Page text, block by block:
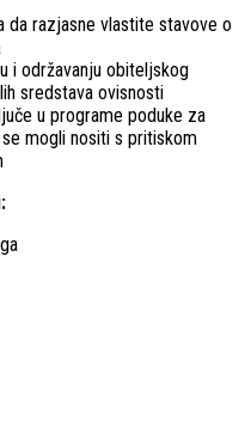
da razjasne vlastite stavove o
i održavanju obiteljskog
sredstava ovisnosti
u programe poduke za
mogli nositi s pritiskom